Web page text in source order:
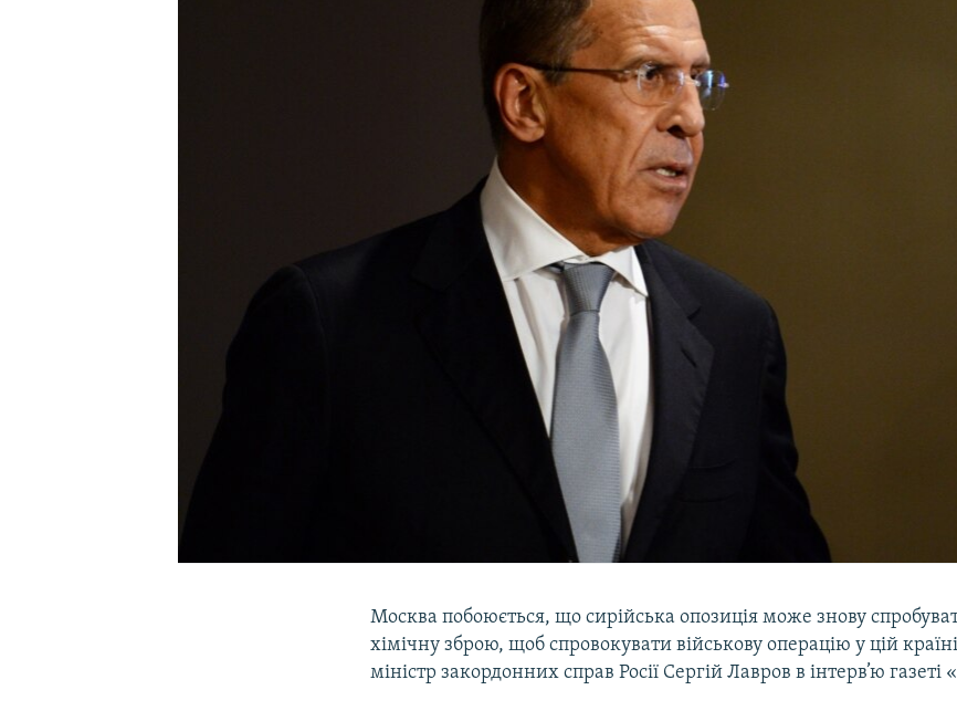
Москва побоюється, що сирійська опозиція може знову
хімічну зброю, щоб спровокувати військову операцію у цій
міністр закордонних справ Росії Сергій Лавров в інтерв’ю